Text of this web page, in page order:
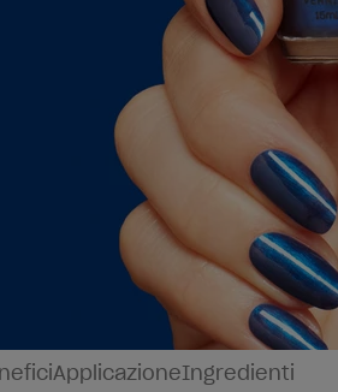
ApplicazioneIngredienti